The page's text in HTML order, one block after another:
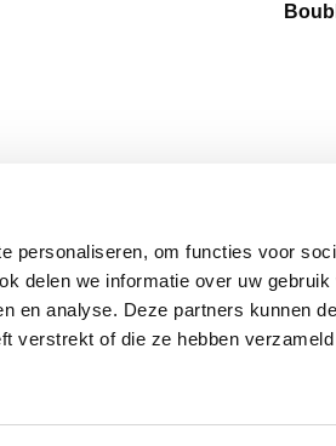
personaliseren, om functies voor
delen we informatie over uw gebruik
en analyse. Deze partners kunnen
verstrekt of die ze hebben
Stay
latest
matter.